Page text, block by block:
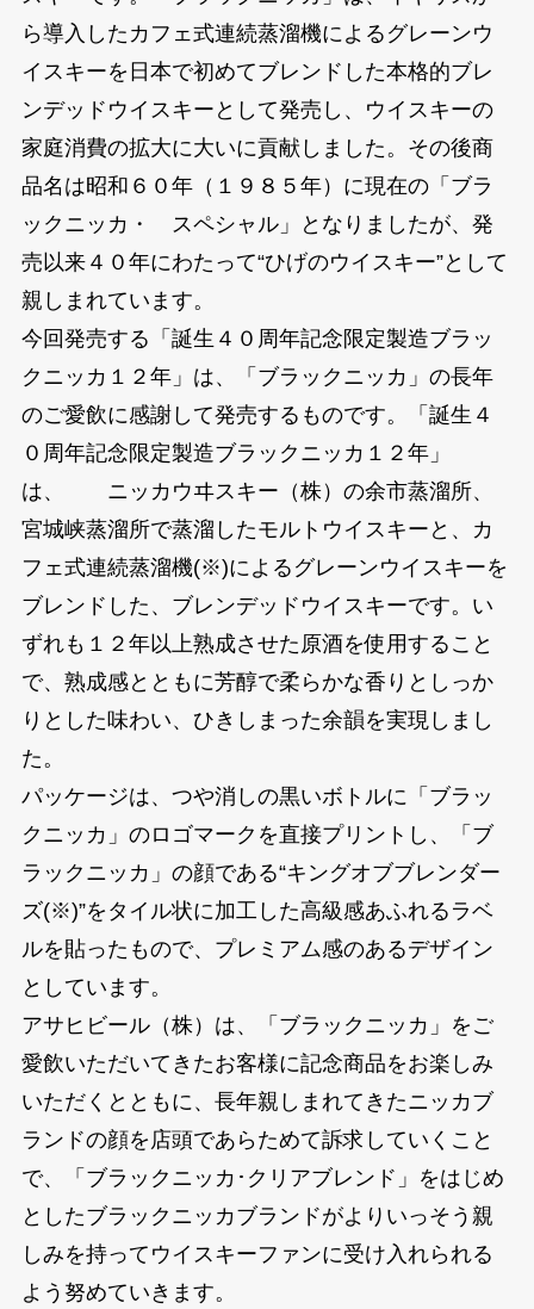
ら導入したカフェ式連続蒸溜機によるグレーンウ
イスキーを日本で初めてブレンドした本格的ブレ
ンデッドウイスキーとして発売し、ウイスキーの
家庭消費の拡大に大いに貢献しました。その後商
品名は昭和６０年（１９８５年）に現在の「ブラ
ックニッカ・ スペシャル」となりましたが、発
売以来４０年にわたって“ひげのウイスキー”として
親しまれています。
今回発売する「誕生４０周年記念限定製造ブラッ
クニッカ１２年」は、「ブラックニッカ」の長年
のご愛飲に感謝して発売するものです。「誕生４
０周年記念限定製造ブラックニッカ１２年」
は、 ニッカウヰスキー（株）の余市蒸溜所、
宮城峡蒸溜所で蒸溜したモルトウイスキーと、カ
フェ式連続蒸溜機(※)によるグレーンウイスキーを
ブレンドした、ブレンデッドウイスキーです。い
ずれも１２年以上熟成させた原酒を使用すること
で、熟成感とともに芳醇で柔らかな香りとしっか
りとした味わい、ひきしまった余韻を実現しまし
た。
パッケージは、つや消しの黒いボトルに「ブラッ
クニッカ」のロゴマークを直接プリントし、「ブ
ラックニッカ」の顔である“キングオブブレンダー
ズ(※)”をタイル状に加工した高級感あふれるラベ
ルを貼ったもので、プレミアム感のあるデザイン
としています。
アサヒビール（株）は、「ブラックニッカ」をご
愛飲いただいてきたお客様に記念商品をお楽しみ
いただくとともに、長年親しまれてきたニッカブ
ランドの顔を店頭であらためて訴求していくこと
で、「ブラックニッカ･クリアブレンド」をはじめ
としたブラックニッカブランドがよりいっそう親
しみを持ってウイスキーファンに受け入れられる
よう努めていきます。